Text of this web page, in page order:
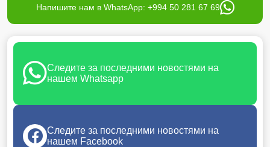
Напишите нам в WhatsApp: +994 50 281 67 69
Следите за последними новостями на
нашем Whatsapp
Следите за последними новостями на
нашем Facebook